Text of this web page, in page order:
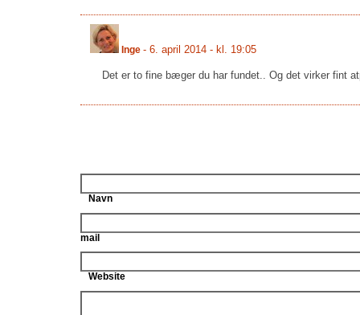
Inge - 6. april 2014 - kl. 19:05
Det er to fine bæger du har fundet.. Og det virker fint
Navn
mail
Website